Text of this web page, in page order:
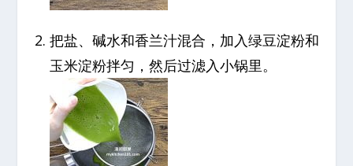
把盐、碱水和香兰汁混合，加入绿豆淀粉和
玉米淀粉拌匀，然后过滤入小锅里。